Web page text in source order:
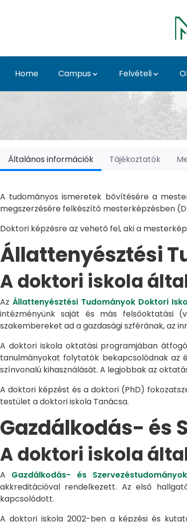
Home Campus Felvételi
Doktori Iskolák -
Általános információk Tájékoztatók
A tudományos ismeretek bővítésére a
megszerzésére felkészítő mesterképzésben
Doktori képzésre az vehető fel, aki a
Állattenyésztési
A doktori iskola
Az Állattenyésztési Tudományok Doktori
intézményünk saját és más felsőoktatási
szakembereket ad a gazdasági szférának, az
A doktori iskola oktatási programjában
tanulmányokat folytatók bekapcsolódnak az
színvonalú kihasználását. A legjobbak az
A doktori képzést és a doktori (PhD)
testület a doktori iskola Tanácsa.
Gazdálkodás- és
A doktori iskola
A Gazdálkodás- és
akkreditációval rendelkezett. Az első
kapcsolódott.
A doktori iskola 2002-ben a képzési és